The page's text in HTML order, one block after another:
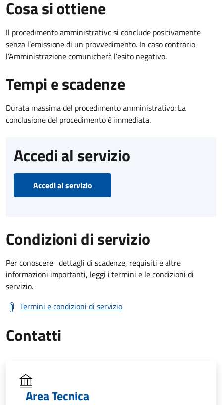
Cosa si ottiene
Il procedimento amministrativo si conclude positivamente
senza l’emissione di un provvedimento. In caso contrario
l’Amministrazione comunicherà l’esito negativo.
Tempi e scadenze
Durata massima del procedimento amministrativo: La
conclusione del procedimento è immediata.
Accedi al servizio
Accedi al servizio
Condizioni di servizio
Per conoscere i dettagli di scadenze, requisiti e altre
informazioni importanti, leggi i termini e le condizioni di
servizio.
Termini e condizioni di servizio
Contatti
Area Tecnica